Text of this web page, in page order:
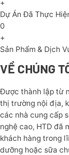
+
Dự Án Đã Thực
0
+
Sản Phẩm & Dịch
VỀ CHÚNG
Được thành lập từ
thị trường nội địa,
các nhà cung cấp
nghệ cao, HTD đã
khách hàng trong
dưỡng hoặc sữa